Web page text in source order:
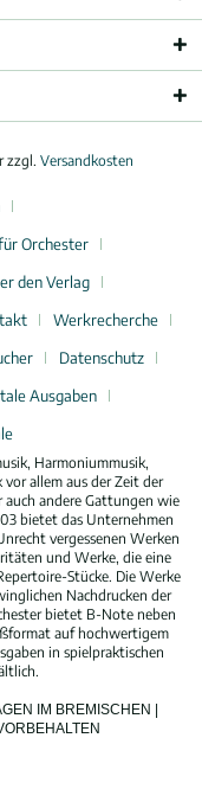
zzgl. Versandkosten
Orchester
den Verlag
Werkrecherche
Datenschutz
Ausgaben
Harmoniummusik,
allem aus der Zeit der
andere Gattungen wie
bietet das Unternehmen
vergessenen Werken
und Werke, die eine
Stücke. Die Werke
Nachdrucken der
bietet B-Note neben
auf hochwertigem
in spielpraktischen
IM BREMISCHEN |